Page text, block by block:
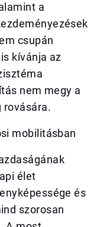
a
csupán
kívánja az
nem megy a
rovására.
mobilitásban
élet
és
szorosan